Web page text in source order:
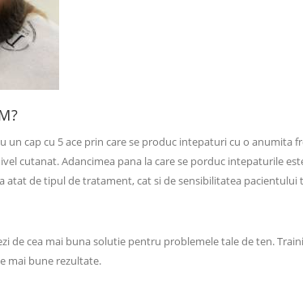
un cap cu 5 ace prin care se produc intepaturi cu o anumita
cutanat. Adancimea pana la care se porduc intepaturile
de tipul de tratament, cat si de sensibilitatea pacientului
de cea mai buna solutie pentru problemele tale de ten.
mai bune rezultate.